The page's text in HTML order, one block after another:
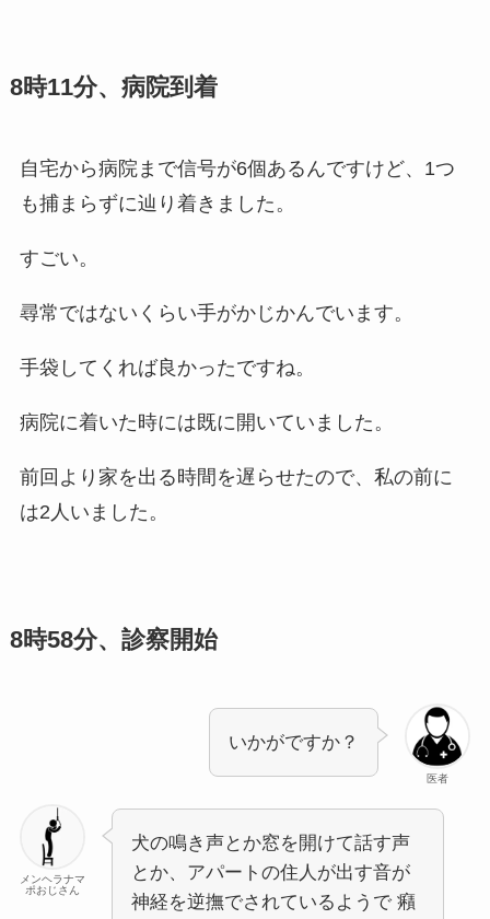
8時11分、病院到着
自宅から病院まで信号が6個あるんですけど、1つ
も捕まらずに辿り着きました。
すごい。
尋常ではないくらい手がかじかんでいます。
手袋してくれば良かったですね。
病院に着いた時には既に開いていました。
前回より家を出る時間を遅らせたので、私の前に
は2人いました。
8時58分、診察開始
医者
いかがですか？
メンヘラナマ
ポおじさん
犬の鳴き声とか窓を開けて話す声
とか、アパートの住人が出す音が
神経を逆撫でされているようで 癪